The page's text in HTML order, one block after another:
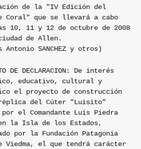
de la "IV Edición del
Coral" que se llevará a cabo
10, 11 y 12 de octubre de 2008
de Allen.
Antonio SANCHEZ y otros)
DE DECLARACION: De interés
educativo, cultural y
el proyecto de construcción
del Cúter "Luisito"
por el Comandante Luis Piedra
en la Isla de los Estados,
por la Fundación Patagonia
Viedma, el que tendrá carácter